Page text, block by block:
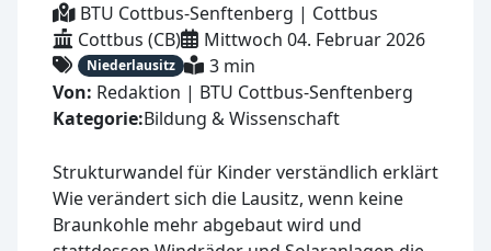
BTU Cottbus-Senftenberg | Cottbus
Cottbus (CB)
Mittwoch 04. Februar 2026
Niederlausitz
3 min
Von: Redaktion | BTU Cottbus-Senftenberg
Kategorie:Bildung & Wissenschaft
Strukturwandel für Kinder verständlich erklärt
Wie verändert sich die Lausitz, wenn keine
Braunkohle mehr abgebaut wird und